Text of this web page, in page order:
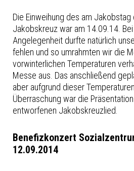
Die Einweihung des am
Jakobskreuz war am 14.09.14.
Angelegenheit durfte natürlich
fehlen und so umrahmten wir die
vorwinterlichen Temperaturen
Messe aus. Das anschließend
aber aufgrund dieser
Überraschung war die
entworfenen Jakobskreuzlied.
Benefizkonzert
12.09.2014